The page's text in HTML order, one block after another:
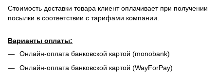
Стоимость доставки товара клиент оплачивает при получении
посылки в соответствии с тарифами компании.
Варианты оплаты:
Онлайн-оплата банковской картой (monobank)
Онлайн-оплата банковской картой (WayForPay)